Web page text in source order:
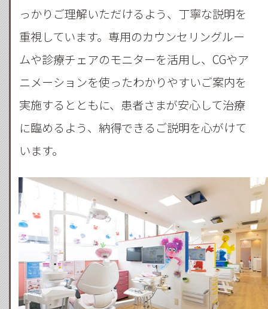
っかりご理解いただけるよう、丁寧な説明を
重視しています。専用のカウンセリングルー
ムや診療チェアのモニターを活用し、CGやア
ニメーションを使ったわかりやすいご案内を
実施するとともに、患者さまが安心して治療
に臨めるよう、納得できるご説明を心がけて
います。